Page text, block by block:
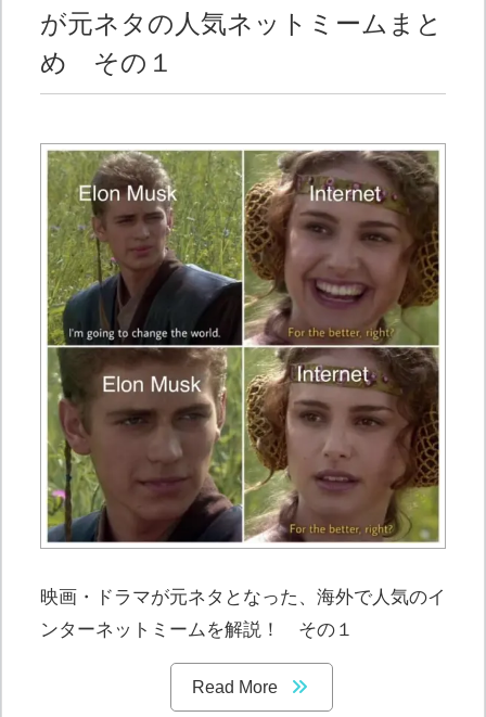
が元ネタの人気ネットミームまと
め その１
映画・ドラマが元ネタとなった、海外で人気のイ
ンターネットミームを解説！ その１
Read More